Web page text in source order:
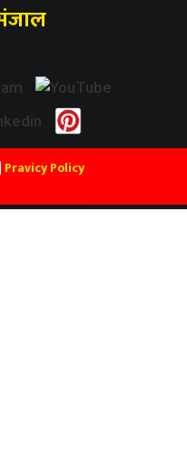
Pravicy Policy